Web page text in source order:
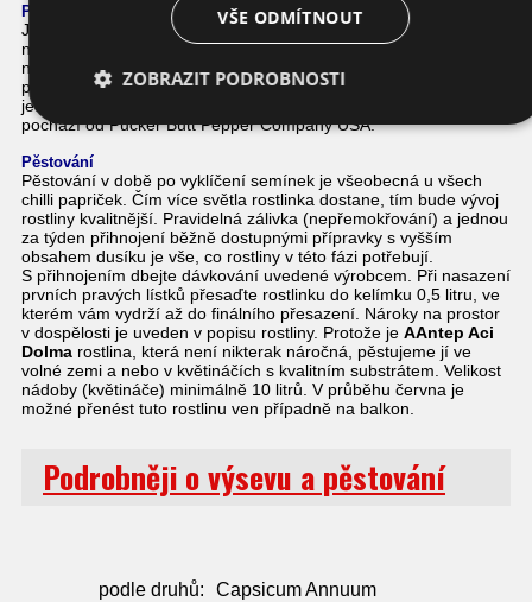
Podrobnosti o této paprice
Jedná se o velmi zvláštní odrůdu z Turecka. Velmi chutná,
nepřehlédnutelná a obrovská paprika. Tyto masivní papriky mají
neuvěřitelnou sladkou / kořenitou chuť. Některé kousky dosáhují
pal jalapena / kajenského pepře. Tato paprika je považována za
jednu z nejvíce chutných paprik, po celém světě. Původní osivo
pochází od Pucker Butt Pepper Company USA.
Pěstování
Pěstování v době po vyklíčení semínek je všeobecná u všech
chilli papriček. Čím více světla rostlinka dostane, tím bude vývoj
rostliny kvalitnější. Pravidelná zálivka (nepřemokřování) a jednou
za týden přihnojení běžně dostupnými přípravky s vyšším
obsahem dusíku je vše, co rostliny v této fázi potřebují.
S přihnojením dbejte dávkování uvedené výrobcem. Při nasazení
prvních pravých lístků přesaďte rostlinku do kelímku 0,5 litru, ve
kterém vám vydrží až do finálního přesazení. Nároky na prostor
v dospělosti je uveden v popisu rostliny. Protože je AAntep Aci
Dolma rostlina, která není nikterak náročná, pěstujeme jí ve
volné zemi a nebo v květináčích s kvalitním substrátem. Velikost
nádoby (květináče) minimálně 10 litrů. V průběhu června je
možné přenést tuto rostlinu ven případně na balkon.
Podrobněji o výsevu a pěstování
podle druhů:
Capsicum Annuum
VŠE ODMÍTNOUT
ZOBRAZIT PODROBNOSTI